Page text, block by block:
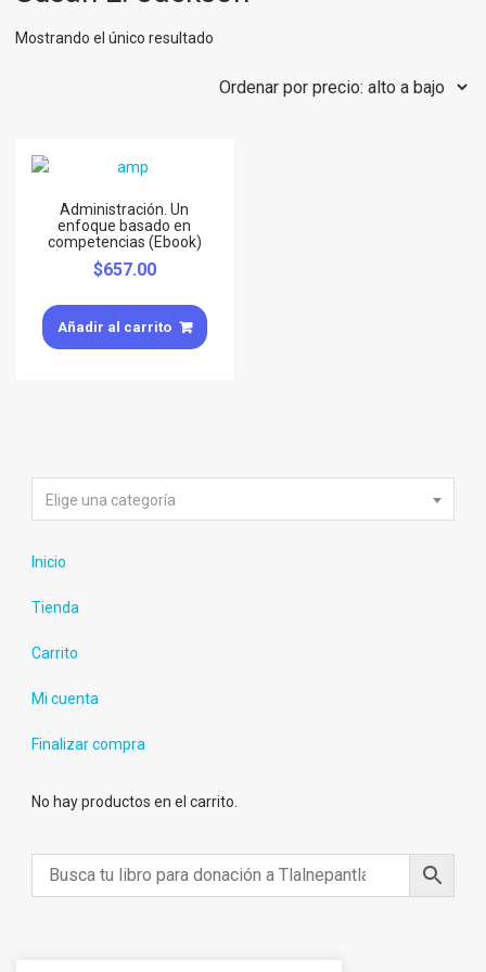
Mostrando el único resultado
Administración. Un
enfoque basado en
competencias (Ebook)
$657.00
Añadir al carrito
Elige una categoría
Inicio
Tienda
Carrito
Mi cuenta
Finalizar compra
No hay productos en el carrito.